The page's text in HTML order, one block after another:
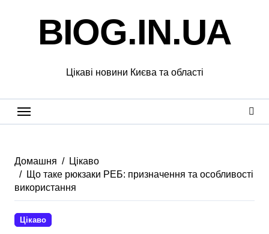
BIOG.IN.UA
Цікаві новини Києва та області
Домашня
Цікаво
Що таке рюкзаки РЕБ: призначення та особливості
використання
Цікаво